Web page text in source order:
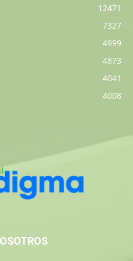
12471
7327
4999
4873
4041
4008